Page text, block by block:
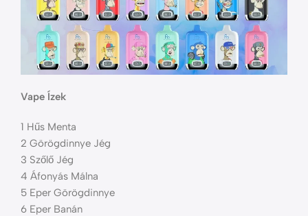
Vape Ízek
1 Hűs Menta
2 Görögdinnye Jég
3 Szőlő Jég
4 Áfonyás Málna
5 Eper Görögdinnye
6 Eper Banán